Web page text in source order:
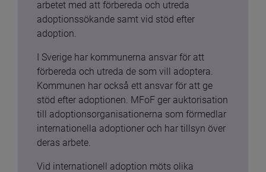
arbetet med att förbereda och utreda
adoptionssökande samt vid stöd efter
adoption.
I Sverige har kommunerna ansvar för att
förbereda och utreda de som vill adoptera.
Kommunen har också ett ansvar för att ge
stöd efter adoptionen. MFoF ger auktorisation
till adoptionsorganisationerna som förmedlar
internationella adoptioner och har tillsyn över
deras arbete.
Vid internationell adoption möts olika